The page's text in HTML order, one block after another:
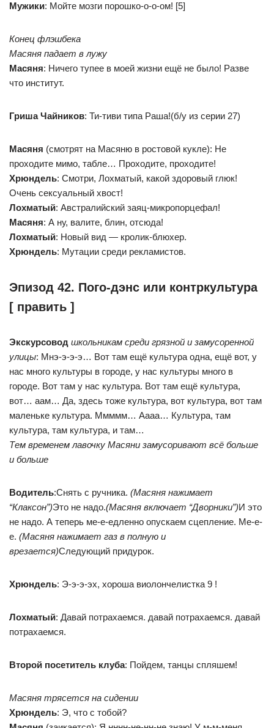
Мужики: Мойте мозги порошко-о-о-ом! [5]
Конец флэшбека
Масяня падает в лужу
Масяня: Ничего тупее в моей жизни ещё не было! Разве
что институт.
Гриша Чайников: Ти-тиви типа Раша!(б/у из серии 27)
Масяня (смотрят на Масяню в ростовой кукле): Не
проходите мимо, табле… Проходите, проходите!
Хрюндель: Смотри, Лохматый, какой здоровый глюк!
Очень сексуальный хвост!
Лохматый: Австралийский заяц-микропорцефал!
Масяня: А ну, валите, блин, отсюда!
Лохматый: Новый вид — кролик-блюхер.
Хрюндель: Мутации среди рекламистов.
Эпизод 42. Пого-дэнс или контркультура
[ править ]
Экскурсовод школьникам среди грязной и замусоренной
улицы: Мнэ-э-э-э… Вот там ещё культура одна, ещё вот, у
нас много культуры в городе, у нас культуры много в
городе. Вот там у нас культура. Вот там ещё культура,
вот… аам… Да, здесь тоже культура, вот культура, вот там
маленьке культура. Ммммм… Аааа… Культура, там
культура, там культура, и там…
Тем временем лавочку Масяни замусоривают всё больше
и больше
Водитель:Снять с ручника. (Масяня нажимает
“Клаксон”)Это не надо.(Масяня включает “Дворники”)И это
не надо. А теперь ме-е-едленно опускаем сцепление. Ме-е-
е. (Масяня нажимает газ в полную и
врезается)Следующий придурок.
Хрюндель: Э-э-э-эх, хороша виолончелистка 9 !
Лохматый: Давай потрахаемся. давай потрахаемся. давай
потрахаемся.
Второй посетитель клуба: Пойдем, танцы спляшем!
Масяня трясется на сидении
Хрюндель: Э, что с тобой?